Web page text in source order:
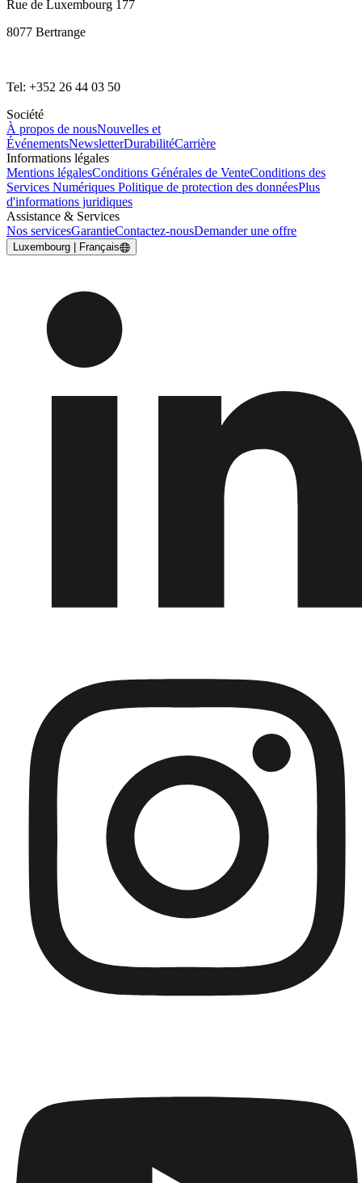
Rue de Luxembourg 177
8077 Bertrange
Tel: +352 26 44 03 50
Société
À propos de nousNouvelles et
ÉvénementsNewsletterDurabilitéCarrière
Informations légales
Mentions légalesConditions Générales de VenteConditions des
Services Numériques Politique de protection des donnéesPlus
d'informations juridiques
Assistance & Services
Nos servicesGarantieContactez-nousDemander une offre
Luxembourg | Français